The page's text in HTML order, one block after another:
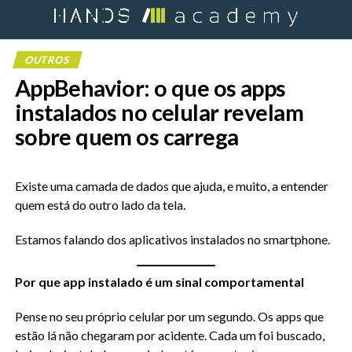
OUTROS
AppBehavior: o que os apps
instalados no celular revelam
sobre quem os carrega
Existe uma camada de dados que ajuda, e muito, a entender
quem está do outro lado da tela.
Estamos falando dos aplicativos instalados no smartphone.
Por que app instalado é um sinal comportamental
Pense no seu próprio celular por um segundo. Os apps que
estão lá não chegaram por acidente. Cada um foi buscado,